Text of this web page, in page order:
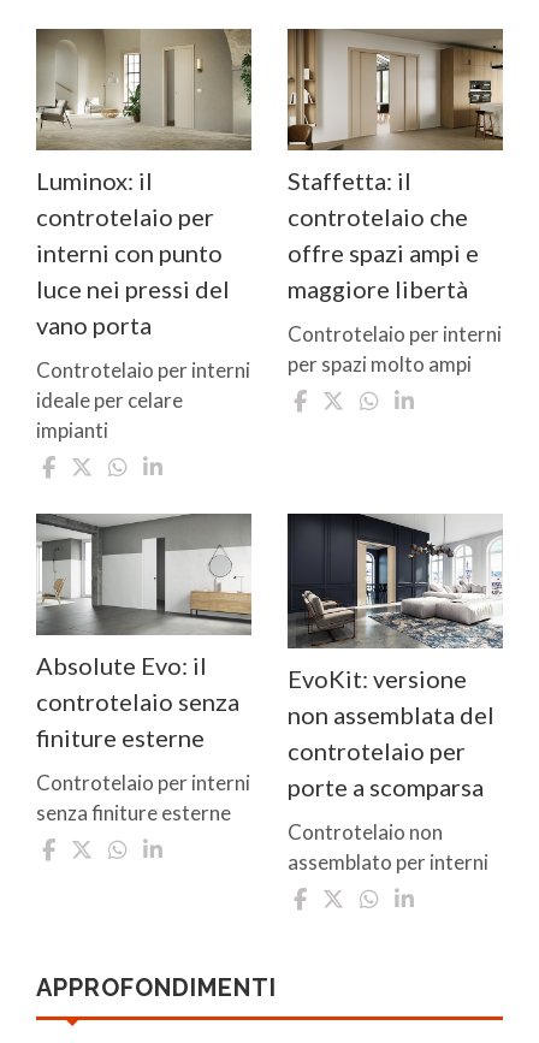
Luminox: il
controtelaio per
interni con punto
luce nei pressi del
vano porta
Controtelaio per interni
ideale per celare
impianti
Staffetta: il
controtelaio che
offre spazi ampi e
maggiore libertà
Controtelaio per interni
per spazi molto ampi
Absolute Evo: il
controtelaio senza
finiture esterne
Controtelaio per interni
senza finiture esterne
EvoKit: versione
non assemblata del
controtelaio per
porte a scomparsa
Controtelaio non
assemblato per interni
APPROFONDIMENTI